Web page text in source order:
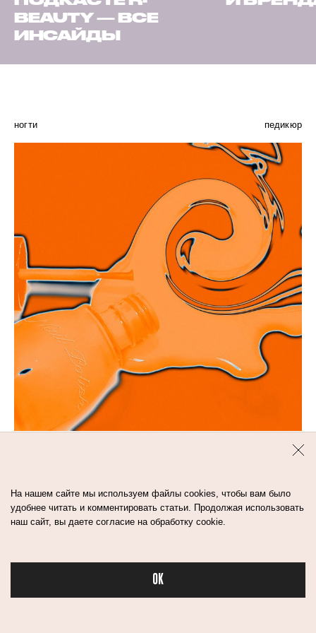
Бьюти в спорте
BEAUTY — ВСЕ
ИНСАЙДЫ
ногти педикюр
ПЕДИКЮРА НА ЛЕТО 2024
На нашем сайте мы используем файлы cookies, чтобы вам было
удобнее читать и комментировать статьи. Продолжая использовать
наш сайт, вы даете согласие на обработку cookie.
OK